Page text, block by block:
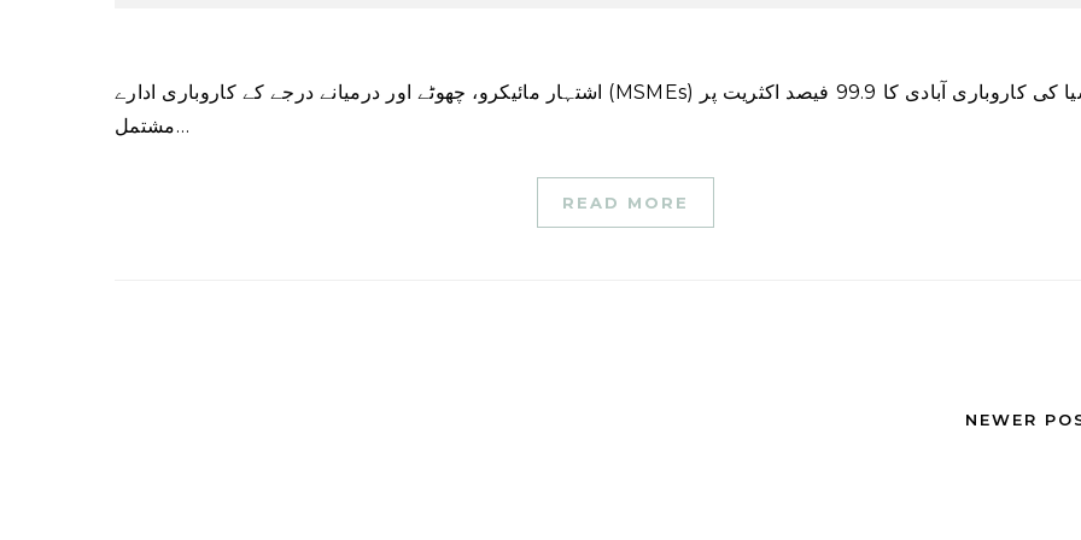
اشتہار مائیکرو، چھوٹے اور درمیانے درجے کے کاروباری ادارے (MSMEs) انڈونیشیا کی کاروباری آبادی کا 99.9 فیصد اکثریت پر
مشتمل…
READ MORE
NEWER